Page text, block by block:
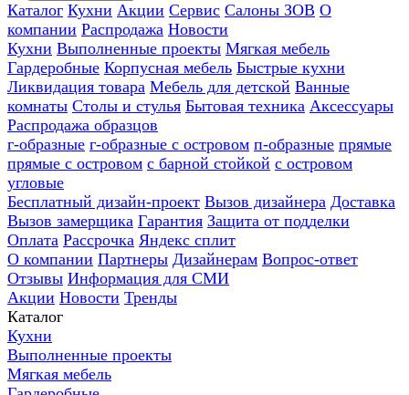
Каталог Кухни Акции Сервис Салоны ЗОВ О
компании Распродажа Новости
Кухни Выполненные проекты Мягкая мебель
Гардеробные Корпусная мебель Быстрые кухни
Ликвидация товара Мебель для детской Ванные
комнаты Столы и стулья Бытовая техника Аксессуары
Распродажа образцов
г-образные г-образные с островом п-образные прямые
прямые с островом с барной стойкой с островом
угловые
Бесплатный дизайн-проект Вызов дизайнера Доставка
Вызов замерщика Гарантия Защита от подделки
Оплата Рассрочка Яндекс сплит
О компании Партнеры Дизайнерам Вопрос-ответ
Отзывы Информация для СМИ
Акции Новости Тренды
Каталог
Кухни
Выполненные проекты
Мягкая мебель